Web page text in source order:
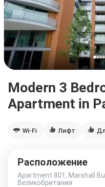
Modern 3
Apartment in
Wi-Fi Лифт
Расположение
Apartment 801, Marshall
Великобритания